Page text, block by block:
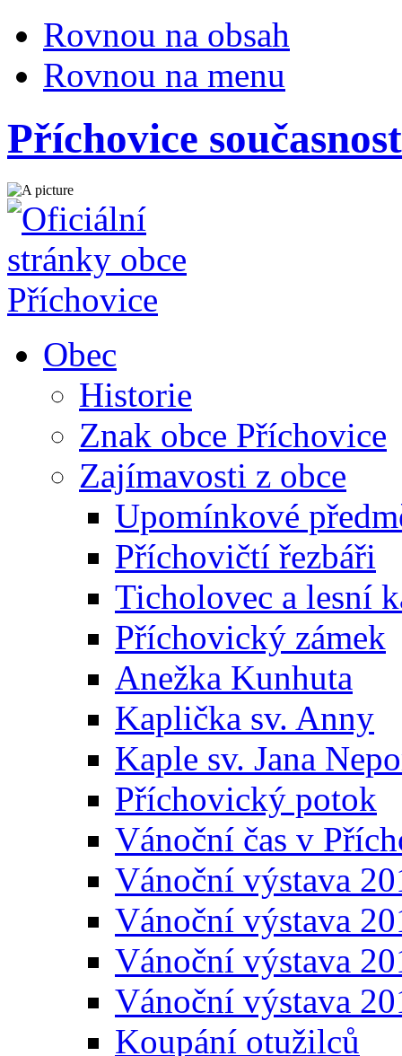
Rovnou na obsah
Rovnou na menu
Příchovice
Obec
Historie
Znak obce Příchovice
Zajímavosti z obce
Upomínkové
Příchovičtí řezbáři
Ticholovec a lesní
Příchovický zámek
Anežka Kunhuta
Kaplička sv. Anny
Kaple sv. Jana
Příchovický potok
Vánoční čas v
Vánoční výstava
Vánoční výstava
Vánoční výstava
Vánoční výstava
Koupání otužilců